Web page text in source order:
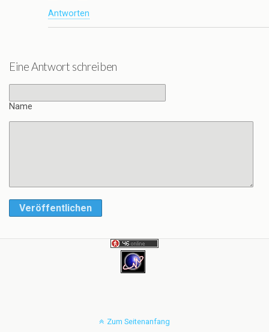
Antworten
Eine Antwort schreiben
Name
Veröffentlichen
Zum Seitenanfang